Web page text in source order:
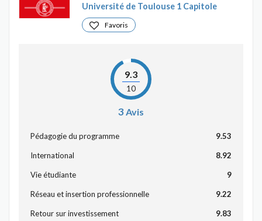
Université de Toulouse 1 Capitole
Favoris
9.3
10
3Avis
Pédagogie du programme 9.53
International 8.92
Vie étudiante 9
Réseau et insertion professionnelle 9.22
Retour sur investissement 9.83